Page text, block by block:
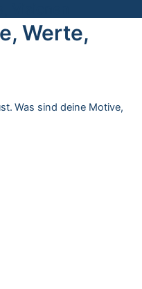
Werte,
Was sind deine Motive,